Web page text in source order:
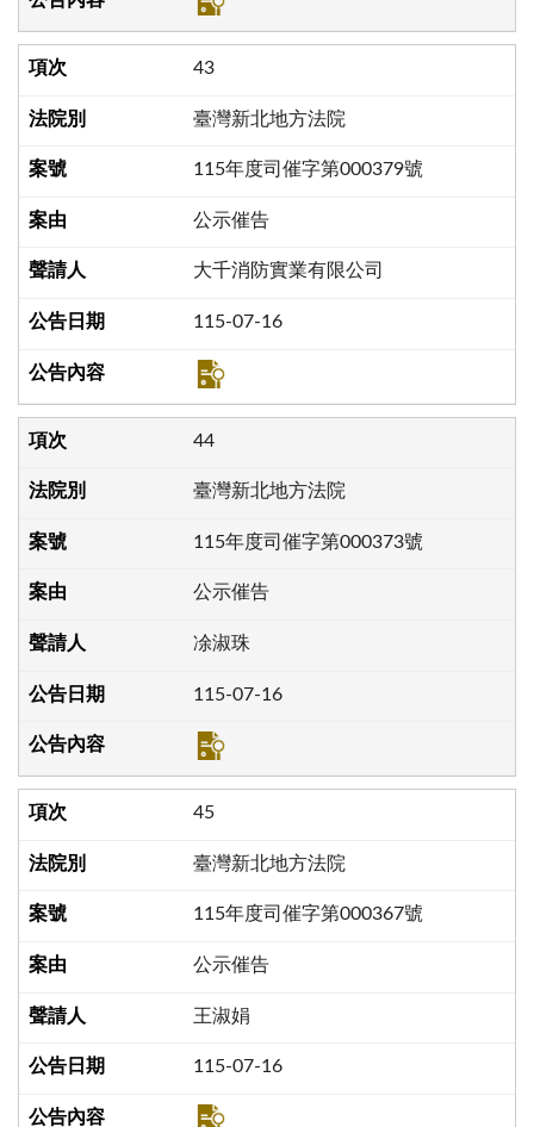
43
臺灣新北地方法院
115年度司催字第000379號
公示催告
大千消防實業有限公司
115-07-16
44
臺灣新北地方法院
115年度司催字第000373號
公示催告
凃淑珠
115-07-16
45
臺灣新北地方法院
115年度司催字第000367號
公示催告
王淑娟
115-07-16